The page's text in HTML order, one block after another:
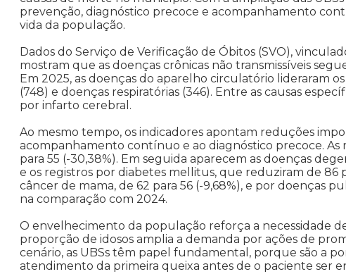
prevenção, diagnóstico precoce e acompanhamento
vida da população.
Dados do Serviço de Verificação de Óbitos (SVO),
mostram que as doenças crônicas não transmissíveis
Em 2025, as doenças do aparelho circulatório lideraram
(748) e doenças respiratórias (346). Entre as causas
por infarto cerebral.
Ao mesmo tempo, os indicadores apontam reduções
acompanhamento contínuo e ao diagnóstico precoce.
para 55 (-30,38%). Em seguida aparecem as doenças
e os registros por diabetes mellitus, que reduziram de 86
câncer de mama, de 62 para 56 (-9,68%), e por doenças
na comparação com 2024.
O envelhecimento da população reforça a necessidade
proporção de idosos amplia a demanda por ações de
cenário, as UBSs têm papel fundamental, porque são a
atendimento da primeira queixa antes de o paciente ser